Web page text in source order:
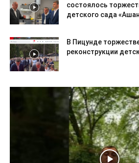
состоялось
детского сада
В Пицунде
реконструкции